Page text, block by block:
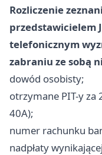
Rozliczenie
przedstawicielem
telefonicznym
zabraniu ze sobą
dowód osobisty;
otrzymane PIT-y za
40A);
numer rachunku
nadpłaty